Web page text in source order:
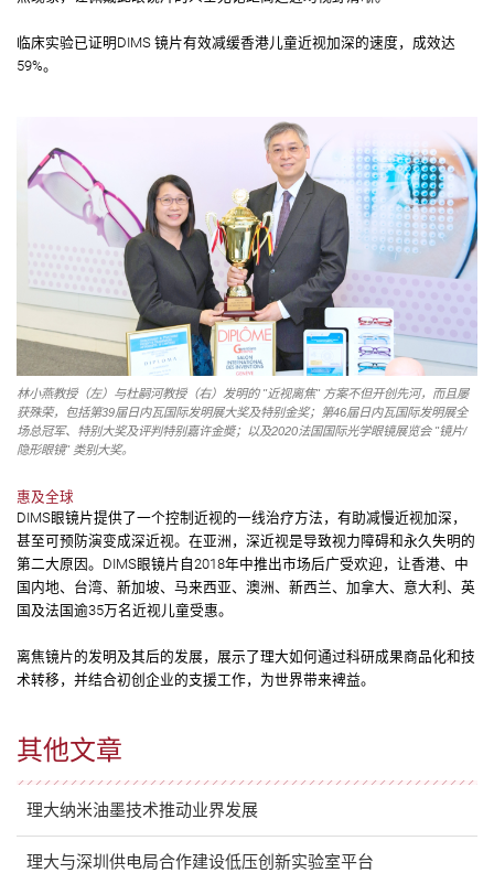
其他文章
理大纳米油墨技术推动业界发展
理大与深圳供电局合作建设低压创新实验室平台
临床实验已证明DIMS 镜片有效减缓香港儿童近视加深的速度，成效达
59%。
林小燕教授（左）与杜嗣河教授（右）发明的 "近视离焦" 方案不但开创先河，而且屡
获殊荣，包括第39届日内瓦国际发明展大奖及特别金奖；第46届日内瓦国际发明展全
场总冠军、特别大奖及评判特别嘉许金奬；以及2020法国国际光学眼镜展览会 "镜片/
隐形眼镜" 类别大奖。
惠及全球
DIMS眼镜片提供了一个控制近视的一线治疗方法，有助减慢近视加深，
甚至可预防演变成深近视。在亚洲，深近视是导致视力障碍和永久失明的
第二大原因。DIMS眼镜片自2018年中推出市场后广受欢迎，让香港、中
国内地、台湾、新加坡、马来西亚、澳洲、新西兰、加拿大、意大利、英
国及法国逾35万名近视儿童受惠。
离焦镜片的发明及其后的发展，展示了理大如何通过科研成果商品化和技
术转移，并结合初创企业的支援工作，为世界带来裨益。